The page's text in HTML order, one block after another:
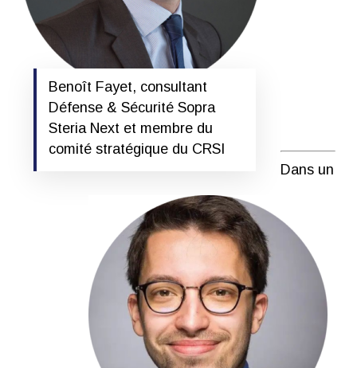
Benoît Fayet, consultant
Défense & Sécurité Sopra
Steria Next et membre du
comité stratégique du CRSI
Dans un